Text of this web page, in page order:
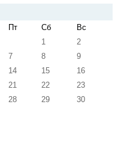
Пт Сб
Вс
1
2
7 8
9
14 15
16
21 22
23
28 29
30